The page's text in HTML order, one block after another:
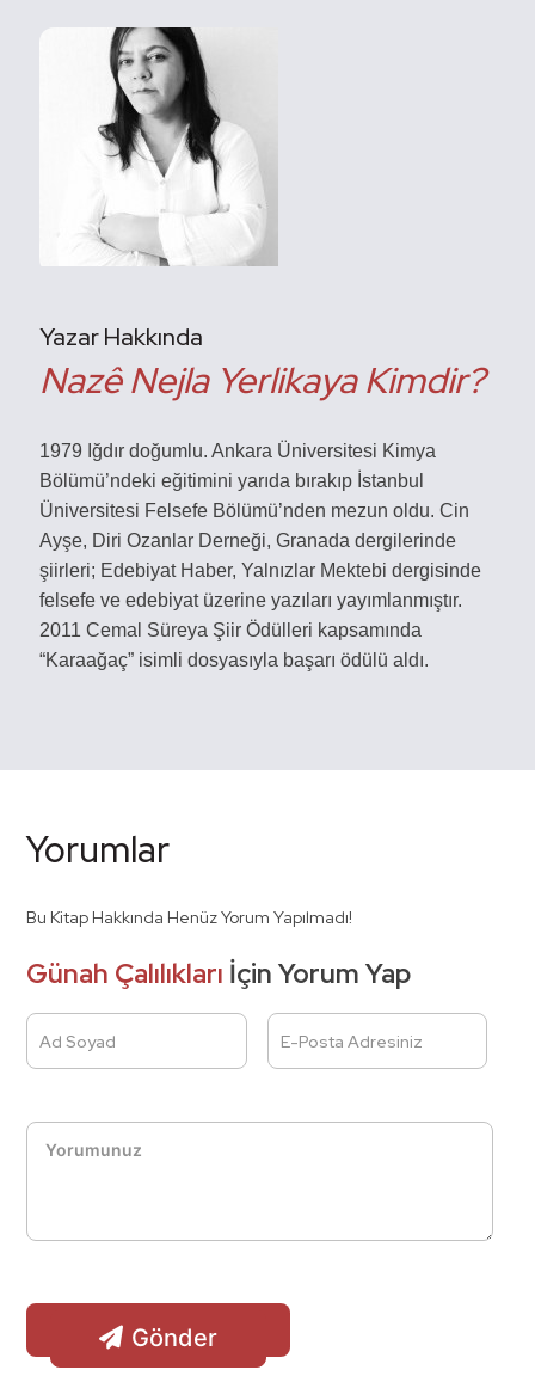
Yazar Hakkında
Nazê Nejla Yerlikaya Kimdir?
1979 Iğdır doğumlu. Ankara Üniversitesi Kimya
Bölümü’ndeki eğitimini yarıda bırakıp İstanbul
Üniversitesi Felsefe Bölümü’nden mezun oldu. Cin
Ayşe, Diri Ozanlar Derneği, Granada dergilerinde
şiirleri; Edebiyat Haber, Yalnızlar Mektebi dergisinde
felsefe ve edebiyat üzerine yazıları yayımlanmıştır.
2011 Cemal Süreya Şiir Ödülleri kapsamında
“Karaağaç” isimli dosyasıyla başarı ödülü aldı.
Yorumlar
Bu Kitap Hakkında Henüz Yorum Yapılmadı!
Günah Çalılıkları İçin Yorum Yap
Ad Soyad E-Posta Adresiniz
Gönder